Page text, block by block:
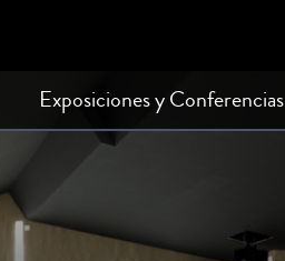
Exposiciones y Conferencias